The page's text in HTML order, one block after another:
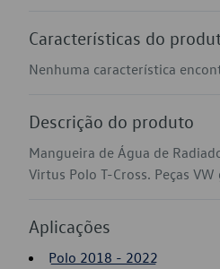
Características do
Nenhuma característica
Descrição do produto
Mangueira de Água de
Virtus Polo T-Cross. Peças
Aplicações
Polo 2018 - 2022